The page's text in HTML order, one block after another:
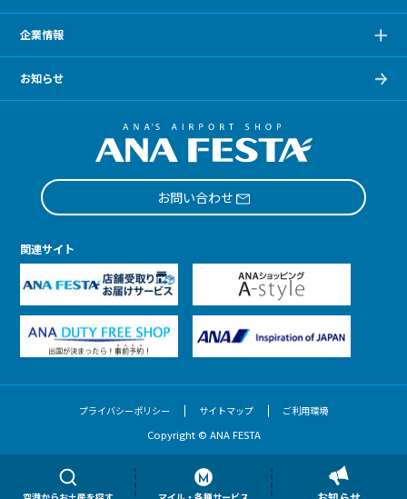
企業情報
お知らせ
お問い合わせ
関連サイト
プライバシーポリシー サイトマップ ご利用環境
Copyright © ANA FESTA
空港からお土産を探す マイル・各種サービス